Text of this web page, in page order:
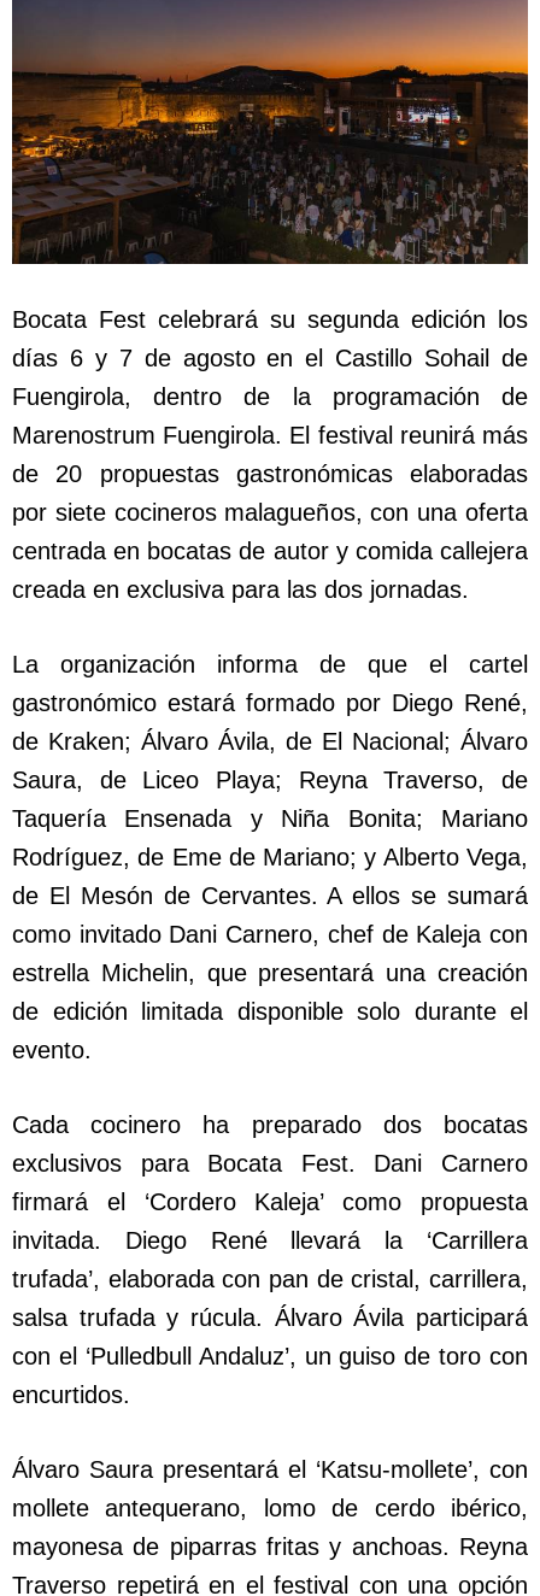
Bocata Fest celebrará su segunda edición los
días 6 y 7 de agosto en el Castillo Sohail de
Fuengirola, dentro de la programación de
Marenostrum Fuengirola. El festival reunirá más
de 20 propuestas gastronómicas elaboradas
por siete cocineros malagueños, con una oferta
centrada en bocatas de autor y comida callejera
creada en exclusiva para las dos jornadas.
La organización informa de que el cartel
gastronómico estará formado por Diego René,
de Kraken; Álvaro Ávila, de El Nacional; Álvaro
Saura, de Liceo Playa; Reyna Traverso, de
Taquería Ensenada y Niña Bonita; Mariano
Rodríguez, de Eme de Mariano; y Alberto Vega,
de El Mesón de Cervantes. A ellos se sumará
como invitado Dani Carnero, chef de Kaleja con
estrella Michelin, que presentará una creación
de edición limitada disponible solo durante el
evento.
Cada cocinero ha preparado dos bocatas
exclusivos para Bocata Fest. Dani Carnero
firmará el ‘Cordero Kaleja’ como propuesta
invitada. Diego René llevará la ‘Carrillera
trufada’, elaborada con pan de cristal, carrillera,
salsa trufada y rúcula. Álvaro Ávila participará
con el ‘Pulledbull Andaluz’, un guiso de toro con
encurtidos.
Álvaro Saura presentará el ‘Katsu-mollete’, con
mollete antequerano, lomo de cerdo ibérico,
mayonesa de piparras fritas y anchoas. Reyna
Traverso repetirá en el festival con una opción